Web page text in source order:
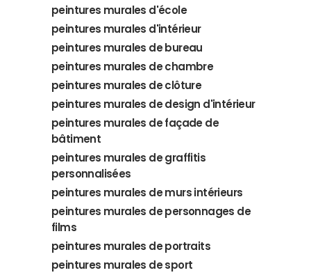
peintures murales d'école
peintures murales d'intérieur
peintures murales de bureau
peintures murales de chambre
peintures murales de clôture
peintures murales de design d'intérieur
peintures murales de façade de
bâtiment
peintures murales de graffitis
personnalisées
peintures murales de murs intérieurs
peintures murales de personnages de
films
peintures murales de portraits
peintures murales de sport